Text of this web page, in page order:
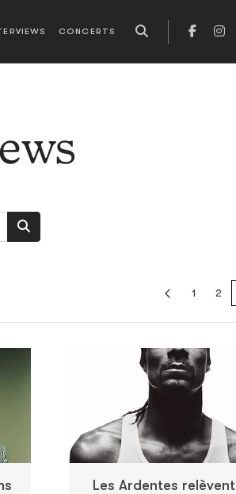
CONCERTS
1 2
Les Ardentes relèvent